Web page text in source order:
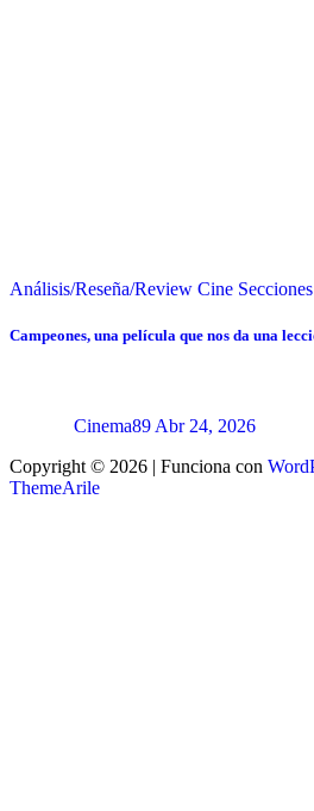
Análisis/Reseña/Review Cine Secciones
Campeones, una película que nos da una
Cinema89 Abr 24, 2026
Copyright © 2026 | Funciona con
ThemeArile